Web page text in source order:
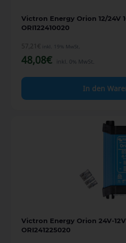
Victron Energy Orion 12/24V
ORI122410020
57,21 € inkl. 19% MwSt.
48,08€ inkl. 0% MwSt.
In den
Victron Energy Orion 24V-
ORI241225020